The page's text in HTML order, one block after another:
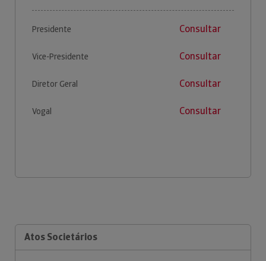
Presidente Consultar
Vice-Presidente Consultar
Diretor Geral Consultar
Vogal Consultar
Atos Societários